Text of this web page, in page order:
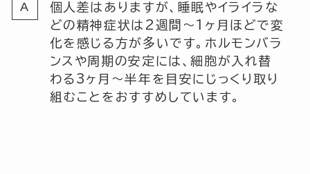
個人差はありますが、睡眠やイライラな
どの精神症状は2週間〜1ヶ月ほどで変
化を感じる方が多いです。ホルモンバラ
ンスや周期の安定には、細胞が入れ替
わる3ヶ月〜半年を目安にじっくり取り
組むことをおすすめしています。